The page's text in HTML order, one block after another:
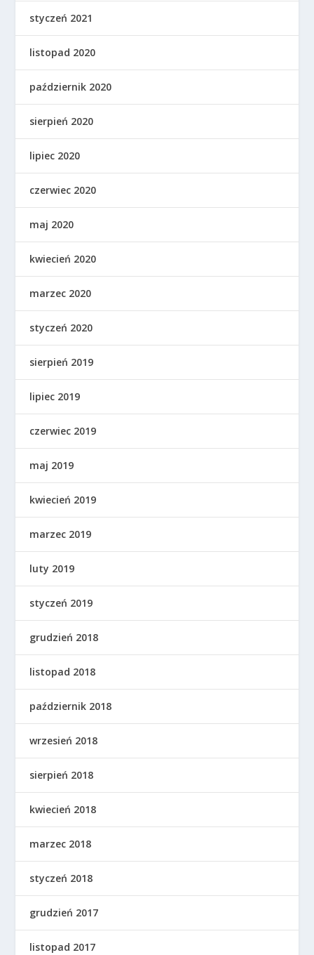
styczeń 2021
listopad 2020
październik 2020
sierpień 2020
lipiec 2020
czerwiec 2020
maj 2020
kwiecień 2020
marzec 2020
styczeń 2020
sierpień 2019
lipiec 2019
czerwiec 2019
maj 2019
kwiecień 2019
marzec 2019
luty 2019
styczeń 2019
grudzień 2018
listopad 2018
październik 2018
wrzesień 2018
sierpień 2018
kwiecień 2018
marzec 2018
styczeń 2018
grudzień 2017
listopad 2017